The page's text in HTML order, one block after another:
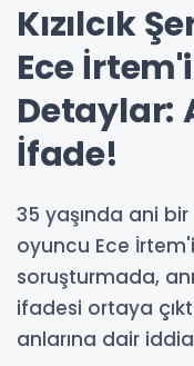
Kızılcık
Ece
Detaylar:
İfade!
35 yaşında ani
oyuncu Ece
soruşturmada,
ifadesi ortaya
anlarına dair